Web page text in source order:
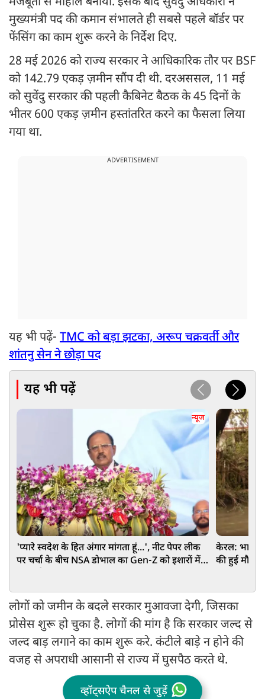
मुख्यमंत्री पद की कमान संभालते ही सबसे पहले बॉर्डर पर
फेंसिंग का काम शुरू करने के निर्देश दिए.
28 मई 2026 को राज्य सरकार ने आधिकारिक तौर पर BSF
को 142.79 एकड़ ज़मीन सौंप दी थी. दरअससल, 11 मई
को सुवेंदु सरकार की पहली कैबिनेट बैठक के 45 दिनों के
भीतर 600 एकड़ ज़मीन हस्तांतरित करने का फैसला लिया
गया था.
ADVERTISEMENT
यह भी पढ़ें- TMC को बड़ा झटका, अरूप चक्रवर्ती और
शांतनु सेन ने छोड़ा पद
यह भी पढ़ें
न्यूज
'प्यारे स्वदेश के हित अंगार मांगता हूं...', नीट पेपर लीक
पर चर्चा के बीच NSA डोभाल का Gen-Z को इशारों में
केरल: भारी
की हुई मौत,
लोगों को जमीन के बदले सरकार मुआवजा देगी, जिसका
प्रोसेस शुरू हो चुका है. लोगों की मांग है कि सरकार जल्द से
जल्द बाड़ लगाने का काम शुरू करे. कंटीले बाड़े न होने की
वजह से अपराधी आसानी से राज्य में घुसपैठ करते थे.
व्हॉट्सऐप चैनल से जुड़ें